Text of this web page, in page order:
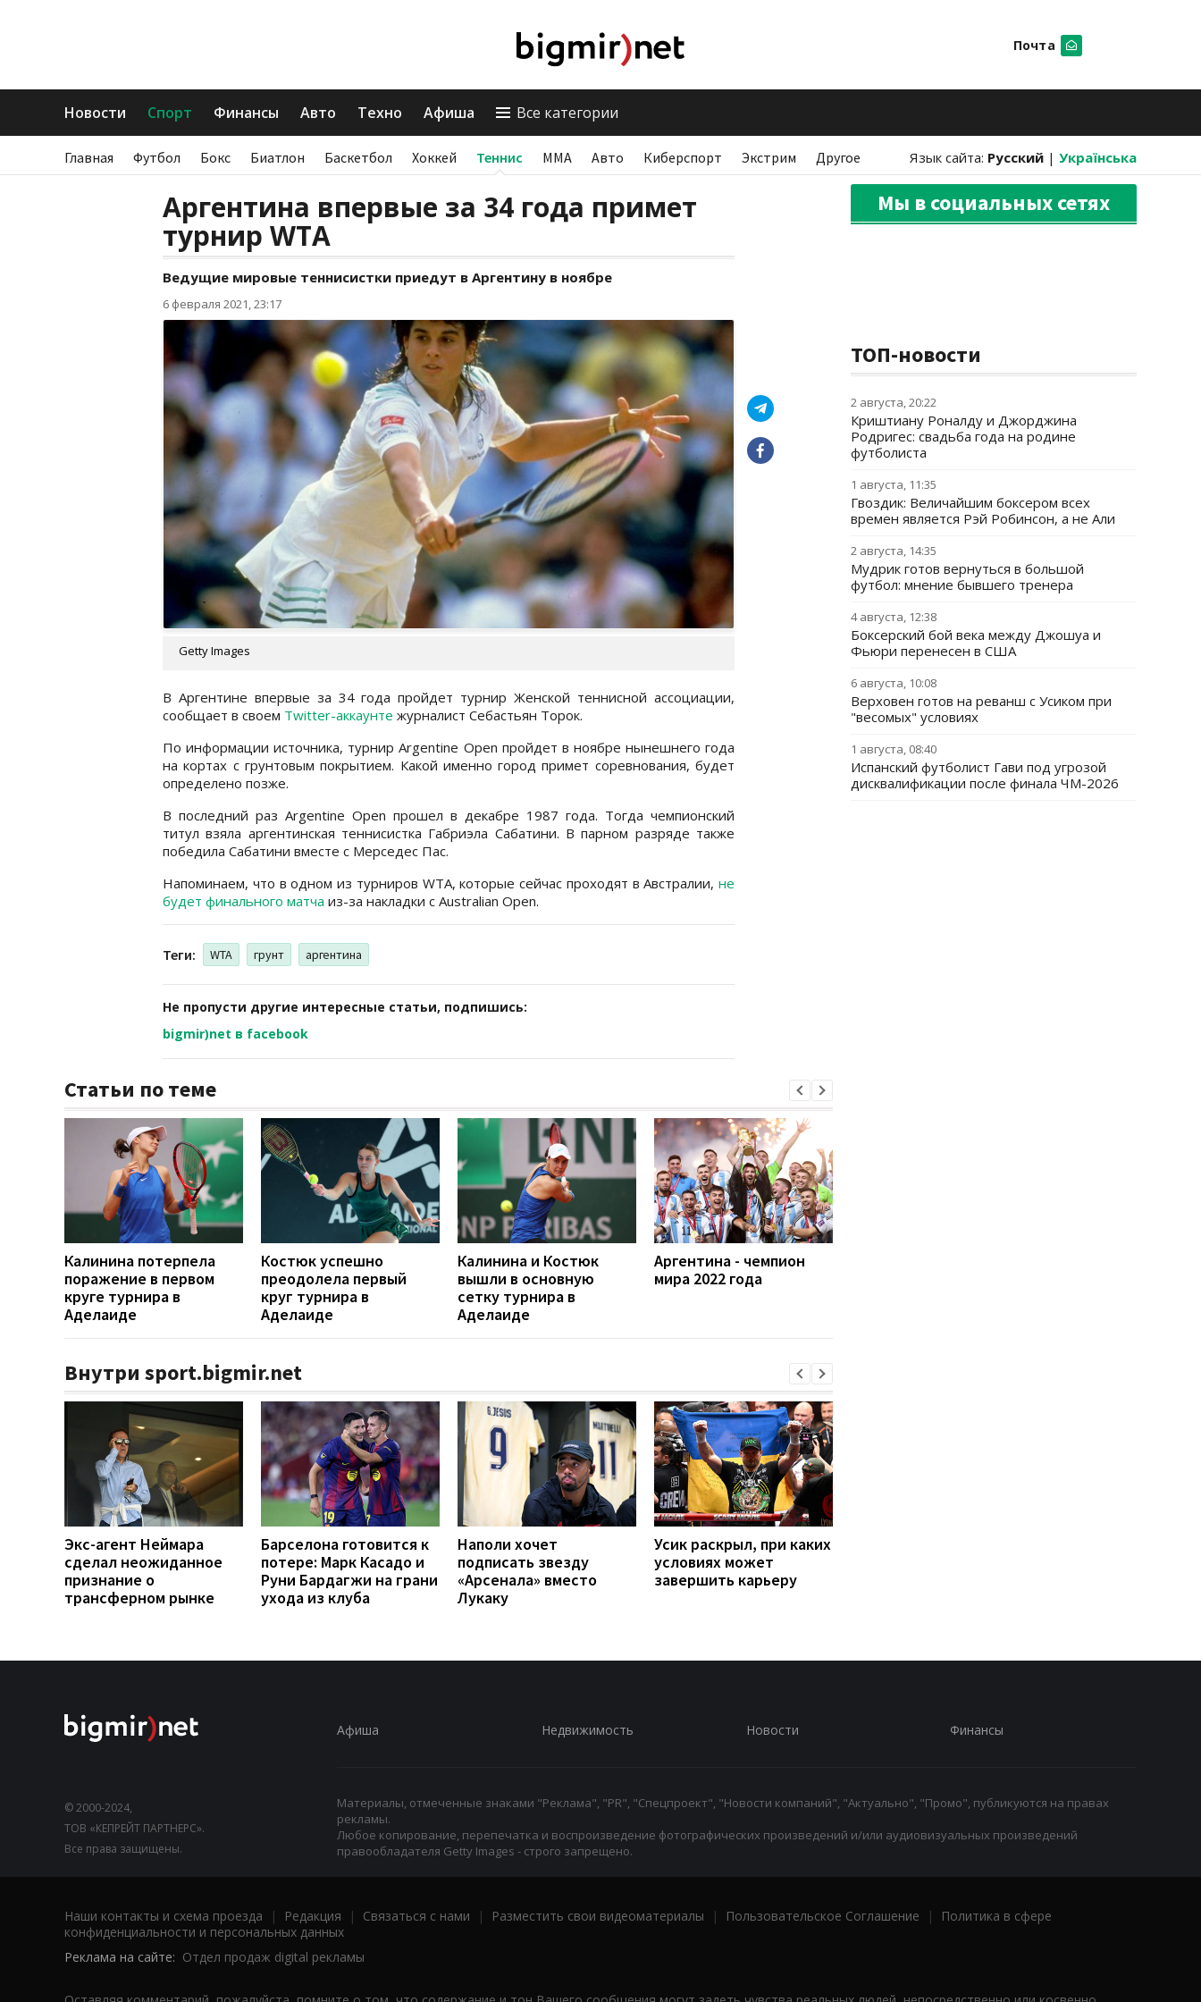
Почта
Новости Спорт Финансы Авто Техно Афиша Все категории
Главная Футбол Бокс Биатлон Баскетбол Хоккей Теннис ММА Авто Киберспорт Экстрим Другое Язык сайта: Русский | Українська
Аргентина впервые за 34 года примет
турнир WTA
Ведущие мировые теннисистки приедут в Аргентину в ноябре
6 февраля 2021, 23:17
Getty Images
В Аргентине впервые за 34 года пройдет турнир Женской теннисной ассоциации,
сообщает в своем Twitter-аккаунте журналист Себастьян Торок.
По информации источника, турнир Argentine Open пройдет в ноябре нынешнего года
на кортах с грунтовым покрытием. Какой именно город примет соревнования, будет
определено позже.
В последний раз Argentine Open прошел в декабре 1987 года. Тогда чемпионский
титул взяла аргентинская теннисистка Габриэла Сабатини. В парном разряде также
победила Сабатини вместе с Мерседес Пас.
Напоминаем, что в одном из турниров WTA, которые сейчас проходят в Австралии, не
будет финального матча из-за накладки с Australian Open.
Теги: WTA грунт аргентина
Не пропусти другие интересные статьи, подпишись:
bigmir)net в facebook
Статьи по теме
Калинина потерпела
поражение в первом
круге турнира в
Аделаиде
Костюк успешно
преодолела первый
круг турнира в
Аделаиде
Калинина и Костюк
вышли в основную
сетку турнира в
Аделаиде
Аргентина - чемпион
мира 2022 года
Внутри sport.bigmir.net
Экс-агент Неймара
сделал неожиданное
признание о
трансферном рынке
Барселона готовится к
потере: Марк Касадо и
Руни Бардагжи на грани
ухода из клуба
Наполи хочет
подписать звезду
«Арсенала» вместо
Лукаку
Усик раскрыл, при каких
условиях может
завершить карьеру
Мы в социальных сетях
ТОП-новости
2 августа, 20:22
Криштиану Роналду и Джорджина
Родригес: свадьба года на родине
футболиста
1 августа, 11:35
Гвоздик: Величайшим боксером всех
времен является Рэй Робинсон, а не Али
2 августа, 14:35
Мудрик готов вернуться в большой
футбол: мнение бывшего тренера
4 августа, 12:38
Боксерский бой века между Джошуа и
Фьюри перенесен в США
6 августа, 10:08
Верховен готов на реванш с Усиком при
"весомых" условиях
1 августа, 08:40
Испанский футболист Гави под угрозой
дисквалификации после финала ЧМ-2026
© 2000-2024,
ТОВ «КЕПРЕЙТ ПАРТНЕРС».
Все права защищены.
Афиша Недвижимость Новости Финансы
Материалы, отмеченные знаками "Реклама", "PR", "Спецпроект", "Новости компаний", "Актуально", "Промо", публикуются на правах
рекламы.
Любое копирование, перепечатка и воспроизведение фотографических произведений и/или аудиовизуальных произведений
правообладателя Getty Images - строго запрещено.
Наши контакты и схема проезда | Редакция | Связаться с нами | Разместить свои видеоматериалы | Пользовательское Соглашение |
Политика в сфере
конфиденциальности и персональных данных
Реклама на сайте: Отдел продаж digital рекламы